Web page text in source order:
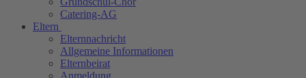
Catering-AG
Eltern
Elternnachricht
Allgemeine Informationen
Elternbeirat
Anmeldung